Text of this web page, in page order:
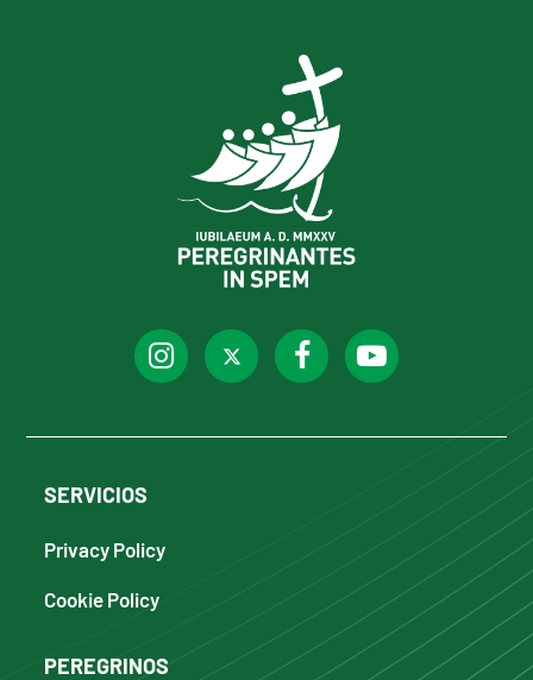
SERVICIOS
Privacy Policy
Cookie Policy
PEREGRINOS